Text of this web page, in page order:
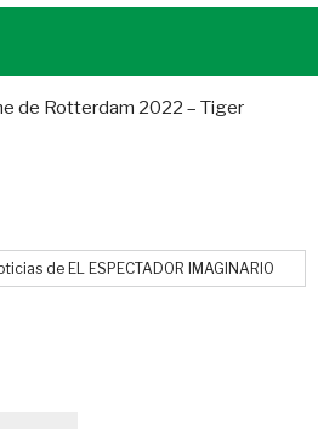
de Rotterdam 2022 – Tiger
de EL ESPECTADOR IMAGINARIO